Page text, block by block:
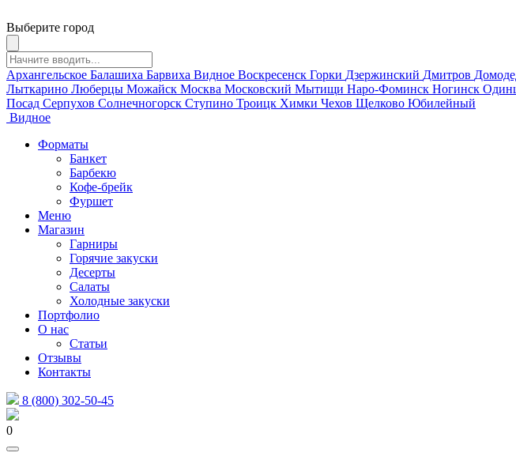
Выберите город
Архангельское Балашиха Барвиха Видное Воскресенск Горки Дзержинский Дмитров
Лыткарино Люберцы Можайск Москва Московский Мытищи Наро-Фоминск Ногинск
Посад Серпухов Солнечногорск Ступино Троицк Химки Чехов Щелково Юбилейный
Видное
Форматы
Банкет
Барбекю
Кофе-брейк
Фуршет
Меню
Магазин
Гарниры
Горячие закуски
Десерты
Салаты
Холодные закуски
Портфолио
О нас
Статьи
Отзывы
Контакты
8 (800) 302-50-45
0